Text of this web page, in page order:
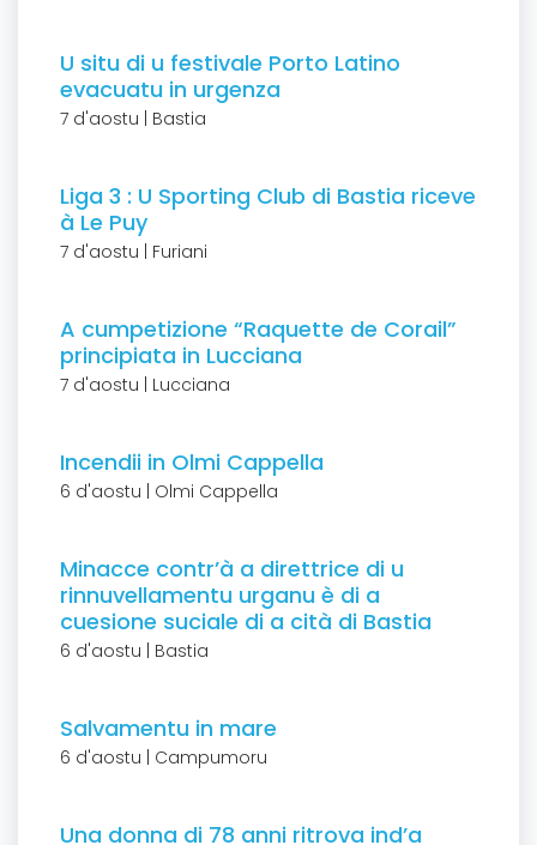
U situ di u festivale Porto Latino
evacuatu in urgenza
7 d'aostu | Bastia
Liga 3 : U Sporting Club di Bastia riceve
à Le Puy
7 d'aostu | Furiani
A cumpetizione “Raquette de Corail”
principiata in Lucciana
7 d'aostu | Lucciana
Incendii in Olmi Cappella
6 d'aostu | Olmi Cappella
Minacce contr’à a direttrice di u
rinnuvellamentu urganu è di a
cuesione suciale di a cità di Bastia
6 d'aostu | Bastia
Salvamentu in mare
6 d'aostu | Campumoru
Una donna di 78 anni ritrova ind’a